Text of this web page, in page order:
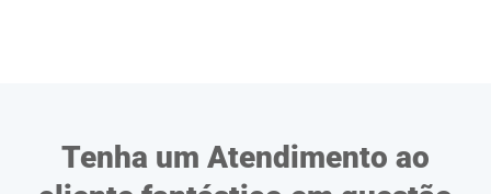
Tenha um Atendimento ao